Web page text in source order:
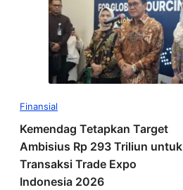
Finansial
Kemendag Tetapkan Target
Ambisius Rp 293 Triliun untuk
Transaksi Trade Expo
Indonesia 2026